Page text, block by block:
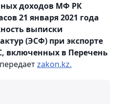
доходов МФ РК
21 января 2021 года
выписки
(ЭСФ) при экспорте
включенных в Перечень
передаетzakon.kz.